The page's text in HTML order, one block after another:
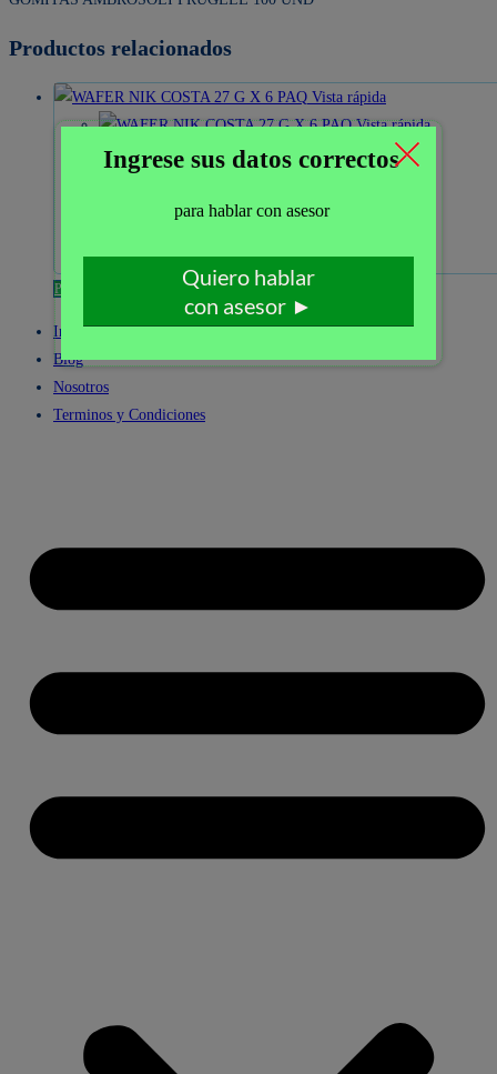
Productos relacionados
Vista rápida
Vista rápida
WAFER NIK COSTA 27 G X 6 PAQ
Leer más
Pedir por WhatsApp
Inicio
Blog
Nosotros
Terminos y Condiciones